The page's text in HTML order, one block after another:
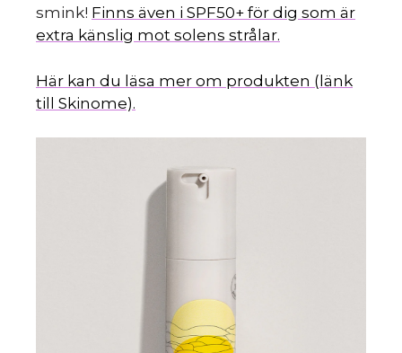
smink! Finns även i SPF50+ för dig som är
extra känslig mot solens strålar.
Här kan du läsa mer om produkten (länk
till Skinome).